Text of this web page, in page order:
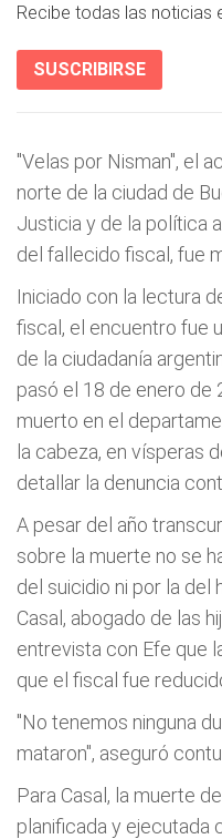
Recibe todas las noticias
SUSCRIBIRSE
"Velas por Nisman", el
norte de la ciudad de
Justicia y de la política
del fallecido fiscal, fue
Iniciado con la lectura
fiscal, el encuentro fue
de la ciudadanía
pasó el 18 de enero de
muerto en el
la cabeza, en vísperas
detallar la denuncia
A pesar del año
sobre la muerte no se
del suicidio ni por la del
Casal, abogado de las
entrevista con Efe que
que el fiscal fue
"No tenemos ninguna
mataron", aseguró
Para Casal, la muerte
planificada y ejecutada